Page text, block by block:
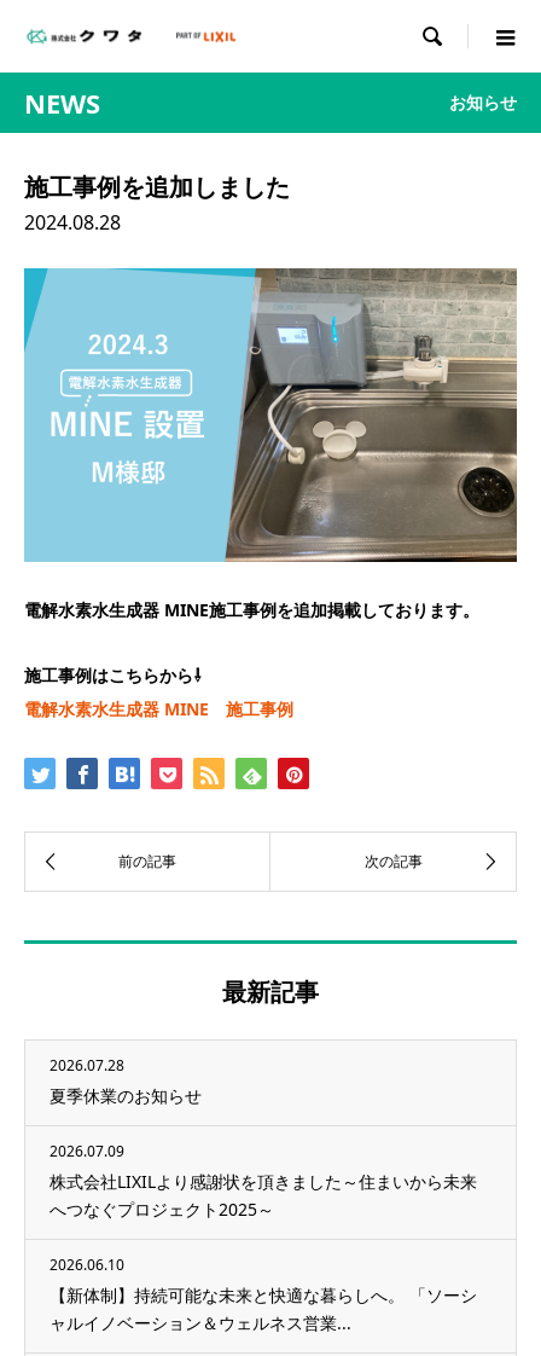

NEWS お知らせ
施工事例を追加しました
2024.08.28
電解水素水生成器 MINE施工事例を追加掲載しております。
施工事例はこちらから⇩
電解水素水生成器 MINE 施工事例
最新記事
2026.07.28
夏季休業のお知らせ
2026.07.09
株式会社LIXILより感謝状を頂きました～住まいから未来
へつなぐプロジェクト2025～
2026.06.10
【新体制】持続可能な未来と快適な暮らしへ。 「ソーシ
ャルイノベーション＆ウェルネス営業...